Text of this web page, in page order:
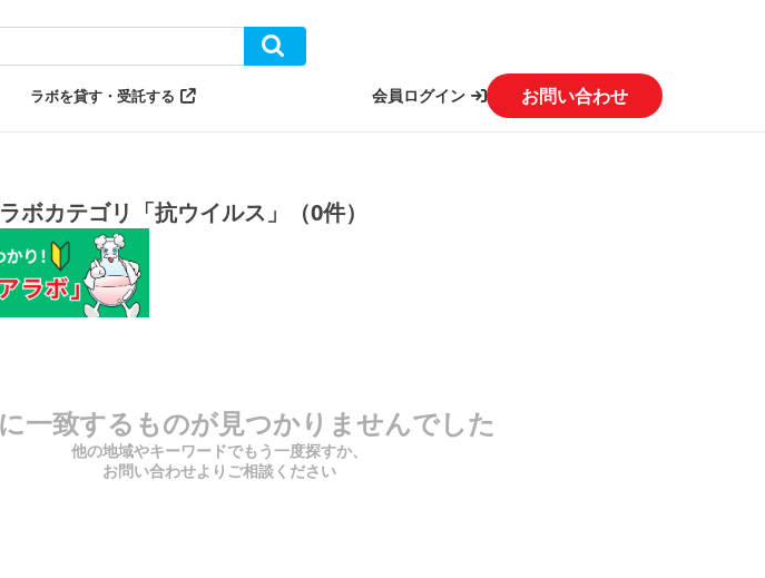
ラボを貸す・受託する 会員ログイン お問い合わせ
ボカテゴリ「抗ウイルス」（0件）
一致するものが見つかりませんでした
他の地域やキーワードでもう一度探すか、
お問い合わせよりご相談ください